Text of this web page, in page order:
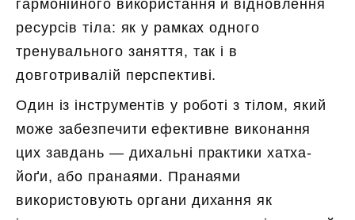
гармонійного використання й відновлення
ресурсів тіла: як у рамках одного
тренувального заняття, так і в
довготривалій перспективі.
Один із інструментів у роботі з тілом, який
може забезпечити ефективне виконання
цих завдань — дихальні практики хатха-
йоґи, або пранаями. Пранаями
використовують органи дихання як